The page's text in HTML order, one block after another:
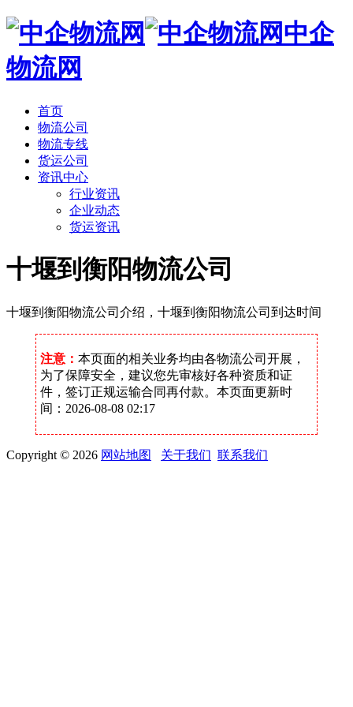
中企
物流网
首页
物流公司
物流专线
货运公司
资讯中心
行业资讯
企业动态
货运资讯
十堰到衡阳物流公司
十堰到衡阳物流公司介绍，十堰到衡阳物流公司到达时间
注意：本页面的相关业务均由各物流公司开展，
为了保障安全，建议您先审核好各种资质和证
件，签订正规运输合同再付款。本页面更新时
间：2026-08-08 02:17
Copyright © 2026 网站地图 关于我们 联系我们